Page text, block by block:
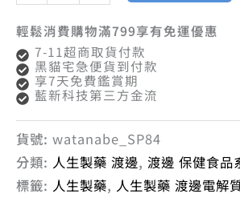
輕鬆消費購物滿799享有免運優惠
7-11超商取貨付款
黑貓宅急便貨到付款
享7天免費鑑賞期
藍新科技第三方金流
貨號: watanabe_SP84
分類: 人生製藥 渡邊, 渡邊 保健食品
標籤: 人生製藥, 人生製藥 渡邊電解